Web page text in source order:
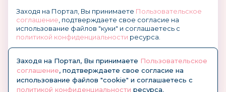
Заходя на Портал, Вы принимаете Пользовательское
соглашение , подтверждаете свое согласие на
использование файлов "куки" и соглашаетесь с
политикой конфиденциальности ресурса.
Заходя на Портал, Вы принимаете Пользовательское
соглашение, подтверждаете свое согласие на
использование файлов "cookie" и соглашаетесь с
политикой конфиденциальности ресурса.